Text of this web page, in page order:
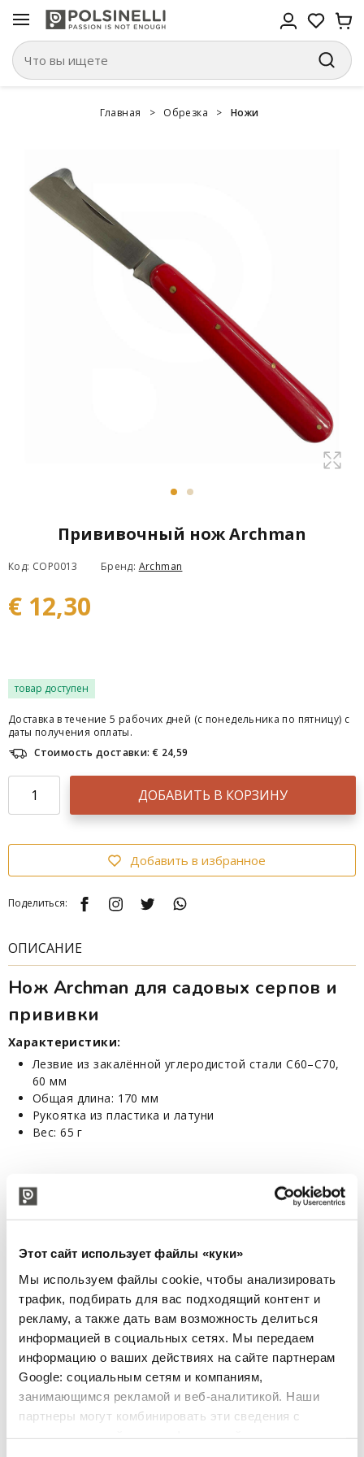
Этот сайт использует файлы «куки»
Мы используем файлы cookie, чтобы анализировать
трафик, подбирать для вас подходящий контент и
рекламу, а также дать вам возможность делиться
информацией в социальных сетях. Мы передаем
информацию о ваших действиях на сайте партнерам
Google: социальным сетям и компаниям,
занимающимся рекламой и веб-аналитикой. Наши
партнеры могут комбинировать эти сведения с
Главная > Обрезка > Ножи
Прививочный нож Archman
Код: COP0013 Бренд: Archman
€ 12,30
товар доступен
Доставка в течение 5 рабочих дней (с понедельника по пятницу) с
даты получения оплаты.
Стоимость доставки: € 24,59
ДОБАВИТЬ В КОРЗИНУ
Добавить в избранное
Поделиться:
ОПИСАНИЕ
Нож Archman для садовых серпов и
прививки
Характеристики:
Лезвие из закалённой углеродистой стали C60–C70,
60 мм
Общая длина: 170 мм
Рукоятка из пластика и латуни
Вес: 65 г